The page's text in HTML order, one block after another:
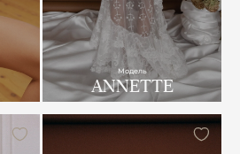
Модель
ANNETTE